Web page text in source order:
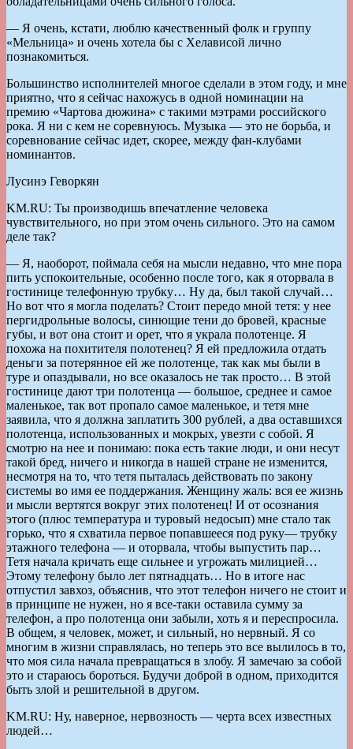
— Я очень, кстати, люблю качественный фолк и группу
«Мельница» и очень хотела бы с Хелависой лично
познакомиться.
Большинство исполнителей многое сделали в этом году, и мне
приятно, что я сейчас нахожусь в одной номинации на
премию «Чартова дюжина» с такими мэтрами российского
рока. Я ни с кем не соревнуюсь. Музыка — это не борьба, и
соревнование сейчас идет, скорее, между фан-клубами
номинантов.
Лусинэ Геворкян
KM.RU: Ты производишь впечатление человека
чувствительного, но при этом очень сильного. Это на самом
деле так?
— Я, наоборот, поймала себя на мысли недавно, что мне пора
пить успокоительные, особенно после того, как я оторвала в
гостинице телефонную трубку… Ну да, был такой случай…
Но вот что я могла поделать? Стоит передо мной тетя: у нее
пергидрольные волосы, синющие тени до бровей, красные
губы, и вот она стоит и орет, что я украла полотенце. Я
похожа на похитителя полотенец? Я ей предложила отдать
деньги за потерянное ей же полотенце, так как мы были в
туре и опаздывали, но все оказалось не так просто… В этой
гостинице дают три полотенца — большое, среднее и самое
маленькое, так вот пропало самое маленькое, и тетя мне
заявила, что я должна заплатить 300 рублей, а два оставшихся
полотенца, использованных и мокрых, увезти с собой. Я
смотрю на нее и понимаю: пока есть такие люди, и они несут
такой бред, ничего и никогда в нашей стране не изменится,
несмотря на то, что тетя пыталась действовать по закону
системы во имя ее поддержания. Женщину жаль: вся ее жизнь
и мысли вертятся вокруг этих полотенец! И от осознания
этого (плюс температура и туровый недосып) мне стало так
горько, что я схватила первое попавшееся под руку— трубку
этажного телефона — и оторвала, чтобы выпустить пар…
Тетя начала кричать еще сильнее и угрожать милицией…
Этому телефону было лет пятнадцать… Но в итоге нас
отпустил завхоз, объяснив, что этот телефон ничего не стоит и
в принципе не нужен, но я все-таки оставила сумму за
телефон, а про полотенца они забыли, хоть я и переспросила.
В общем, я человек, может, и сильный, но нервный. Я со
многим в жизни справлялась, но теперь это все вылилось в то,
что моя сила начала превращаться в злобу. Я замечаю за собой
это и стараюсь бороться. Будучи доброй в одном, приходится
быть злой и решительной в другом.
KM.RU: Ну, наверное, нервозность — черта всех известных
людей…